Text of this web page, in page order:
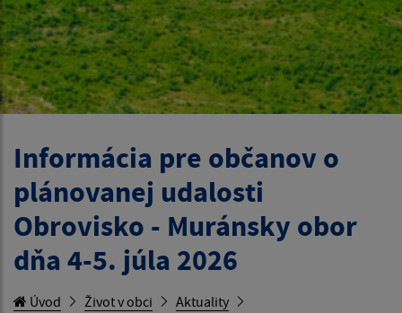
Informácia pre občanov o
plánovanej udalosti
Obrovisko - Muránsky obor
dňa 4-5. júla 2026
Úvod Život v obci
Aktuality